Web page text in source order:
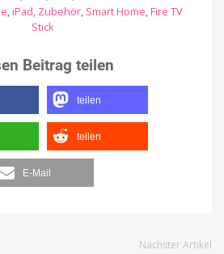
, iPad, Zubehör, Smart Home, Fire TV
Stick
Beitrag teilen
teilen
teilen
E-Mail
Nächster Artikel